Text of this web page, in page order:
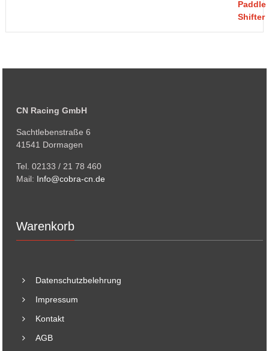
CN Racing GmbH
Sachtlebenstraße 6
41541 Dormagen
Tel. 02133 / 21 78 460
Mail: Info@cobra-cn.de
Warenkorb
Datenschutzbelehrung
Impressum
Kontakt
AGB